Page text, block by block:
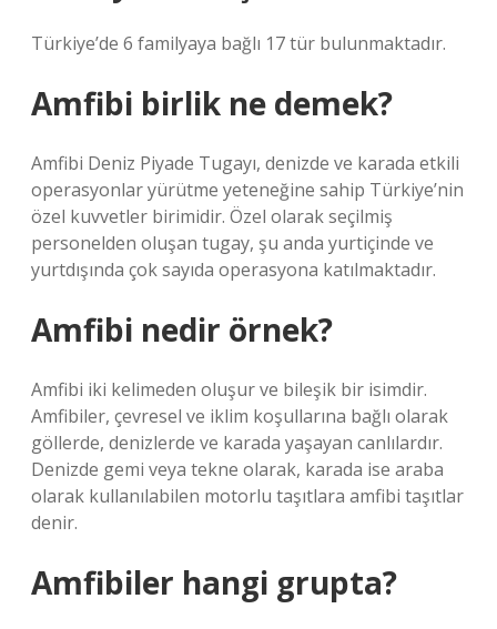
Türkiye’de 6 familyaya bağlı 17 tür bulunmaktadır.
Amfibi birlik ne demek?
Amfibi Deniz Piyade Tugayı, denizde ve karada etkili
operasyonlar yürütme yeteneğine sahip Türkiye’nin
özel kuvvetler birimidir. Özel olarak seçilmiş
personelden oluşan tugay, şu anda yurtiçinde ve
yurtdışında çok sayıda operasyona katılmaktadır.
Amfibi nedir örnek?
Amfibi iki kelimeden oluşur ve bileşik bir isimdir.
Amfibiler, çevresel ve iklim koşullarına bağlı olarak
göllerde, denizlerde ve karada yaşayan canlılardır.
Denizde gemi veya tekne olarak, karada ise araba
olarak kullanılabilen motorlu taşıtlara amfibi taşıtlar
denir.
Amfibiler hangi grupta?